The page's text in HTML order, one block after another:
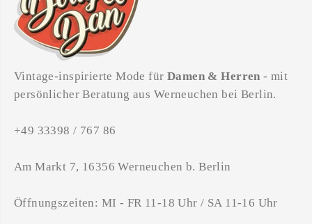
Vintage-inspirierte Mode für Damen & Herren - mit
persönlicher Beratung aus Werneuchen bei Berlin.
+49 33398 / 767 86
Am Markt 7, 16356 Werneuchen b. Berlin
Öffnungszeiten: MI - FR 11-18 Uhr / SA 11-16 Uhr